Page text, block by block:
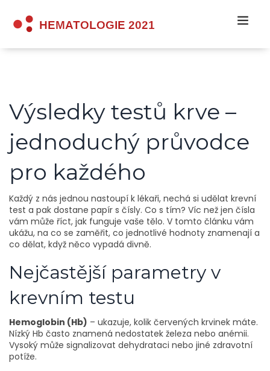
Výsledky testů krve –
jednoduchý průvodce
pro každého
Každý z nás jednou nastoupí k lékaři, nechá si udělat krevní
test a pak dostane papír s čísly. Co s tím? Víc než jen čísla
vám může říct, jak funguje vaše tělo. V tomto článku vám
ukážu, na co se zaměřit, co jednotlivé hodnoty znamenají a
co dělat, když něco vypadá divně.
Nejčastější parametry v
krevním testu
Hemoglobin (Hb) – ukazuje, kolik červených krvinek máte.
Nízký Hb často znamená nedostatek železa nebo anémii.
Vysoký může signalizovat dehydrataci nebo jiné zdravotní
potíže.